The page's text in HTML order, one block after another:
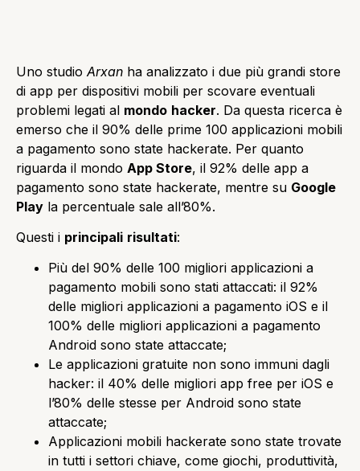
Uno studio Arxan ha analizzato i due più grandi store
di app per dispositivi mobili per scovare eventuali
problemi legati al mondo hacker. Da questa ricerca è
emerso che il 90% delle prime 100 applicazioni mobili
a pagamento sono state hackerate. Per quanto
riguarda il mondo App Store, il 92% delle app a
pagamento sono state hackerate, mentre su Google
Play la percentuale sale all’80%.
Questi i principali risultati:
Più del 90% delle 100 migliori applicazioni a
pagamento mobili sono stati attaccati: il 92%
delle migliori applicazioni a pagamento iOS e il
100% delle migliori applicazioni a pagamento
Android sono state attaccate;
Le applicazioni gratuite non sono immuni dagli
hacker: il 40% delle migliori app free per iOS e
l’80% delle stesse per Android sono state
attaccate;
Applicazioni mobili hackerate sono state trovate
in tutti i settori chiave, come giochi, produttività,